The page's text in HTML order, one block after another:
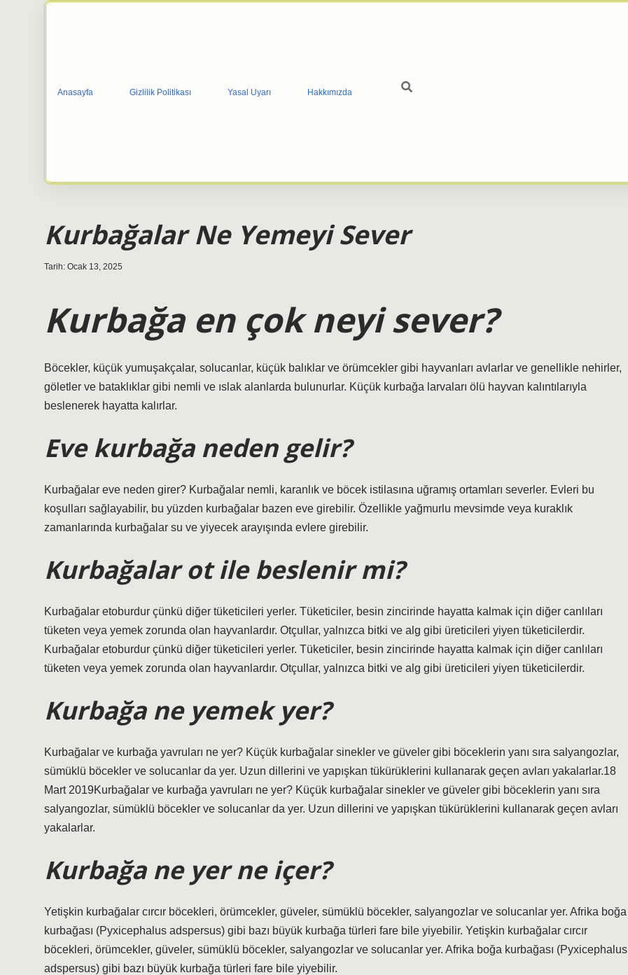
Anasayfa Gizlilik Politikası Yasal Uyarı Hakkımızda
Kurbağalar Ne Yemeyi Sever
Tarih: Ocak 13, 2025
Kurbağa en çok neyi sever?
Böcekler, küçük yumuşakçalar, solucanlar, küçük balıklar ve örümcekler gibi hayvanları avlarlar ve genellikle nehirler,
göletler ve bataklıklar gibi nemli ve ıslak alanlarda bulunurlar. Küçük kurbağa larvaları ölü hayvan kalıntılarıyla
beslenerek hayatta kalırlar.
Eve kurbağa neden gelir?
Kurbağalar eve neden girer? Kurbağalar nemli, karanlık ve böcek istilasına uğramış ortamları severler. Evleri bu
koşulları sağlayabilir, bu yüzden kurbağalar bazen eve girebilir. Özellikle yağmurlu mevsimde veya kuraklık
zamanlarında kurbağalar su ve yiyecek arayışında evlere girebilir.
Kurbağalar ot ile beslenir mi?
Kurbağalar etoburdur çünkü diğer tüketicileri yerler. Tüketiciler, besin zincirinde hayatta kalmak için diğer canlıları
tüketen veya yemek zorunda olan hayvanlardır. Otçullar, yalnızca bitki ve alg gibi üreticileri yiyen tüketicilerdir.
Kurbağalar etoburdur çünkü diğer tüketicileri yerler. Tüketiciler, besin zincirinde hayatta kalmak için diğer canlıları
tüketen veya yemek zorunda olan hayvanlardır. Otçullar, yalnızca bitki ve alg gibi üreticileri yiyen tüketicilerdir.
Kurbağa ne yemek yer?
Kurbağalar ve kurbağa yavruları ne yer? Küçük kurbağalar sinekler ve güveler gibi böceklerin yanı sıra salyangozlar,
sümüklü böcekler ve solucanlar da yer. Uzun dillerini ve yapışkan tükürüklerini kullanarak geçen avları yakalarlar.18
Mart 2019Kurbağalar ve kurbağa yavruları ne yer? Küçük kurbağalar sinekler ve güveler gibi böceklerin yanı sıra
salyangozlar, sümüklü böcekler ve solucanlar da yer. Uzun dillerini ve yapışkan tükürüklerini kullanarak geçen avları
yakalarlar.
Kurbağa ne yer ne içer?
Yetişkin kurbağalar cırcır böcekleri, örümcekler, güveler, sümüklü böcekler, salyangozlar ve solucanlar yer. Afrika boğa
kurbağası (Pyxicephalus adspersus) gibi bazı büyük kurbağa türleri fare bile yiyebilir. Yetişkin kurbağalar cırcır
böcekleri, örümcekler, güveler, sümüklü böcekler, salyangozlar ve solucanlar yer. Afrika boğa kurbağası (Pyxicephalus
adspersus) gibi bazı büyük kurbağa türleri fare bile yiyebilir.